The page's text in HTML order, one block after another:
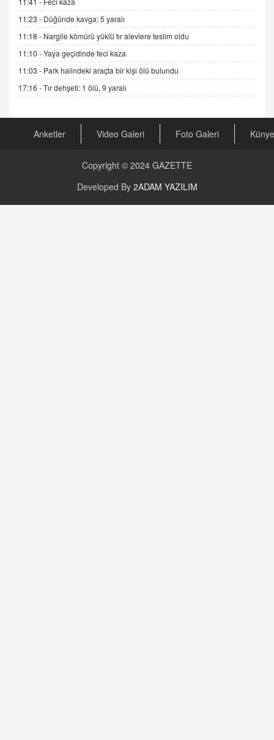
Şifacının Yolu
04.11.2025 12:56
AV. RÜMEYSA ÖZKALE
Kira Uyuşmazlıklarında Dava Açmadan Önce
Arabulucuya Başvuru Şartı
CAN UĞURATEŞ
Değişen yapısıyla Suriye
GÜNLÜK BURÇ YORUMU
11:23 - Düğünde kavga: 5 yaralı
11:18 - Nargile kömürü yüklü tır alevlere teslim oldu
11:10 -Yaya geçidinde feci kaza
11:03 - Park halindeki araçta bir kişi ölü bulundu
17:16 -Tır dehşeti: 1 ölü, 9 yaralı
Anketler Video Galeri Foto Galeri Künye
Copyright © 2024 GAZETTE
Developed By 2ADAM YAZILIM